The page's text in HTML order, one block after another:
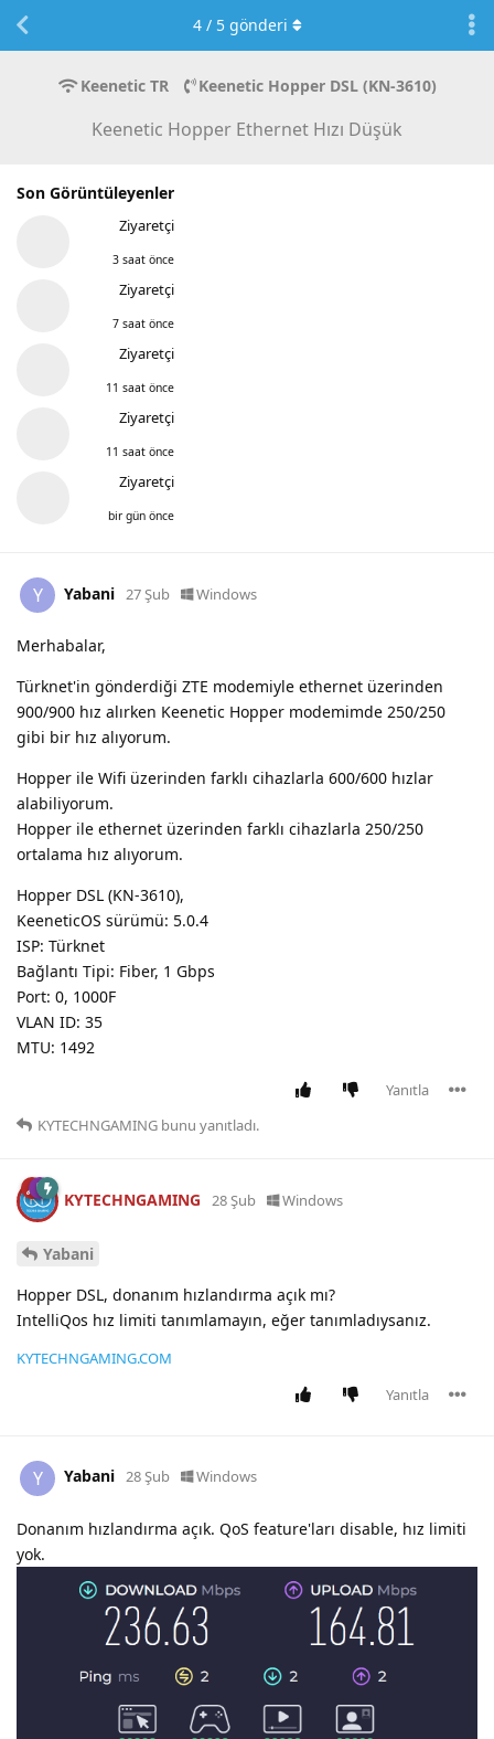
Keenetic TR Keenetic Hopper DSL (KN-3610)
Keenetic Hopper Ethernet Hızı Düşük
Son Görüntüleyenler
Ziyaretçi
3 saat önce
Ziyaretçi
7 saat önce
Ziyaretçi
11 saat önce
Ziyaretçi
11 saat önce
Ziyaretçi
bir gün önce
4/ 5gönderi
Y Yabani 27 Şub Windows
Merhabalar,
Türknet'in gönderdiği ZTE modemiyle ethernet üzerinden
900/900 hız alırken Keenetic Hopper modemimde 250/250
gibi bir hız alıyorum.
Hopper ile Wifi üzerinden farklı cihazlarla 600/600 hızlar
alabiliyorum.
Hopper ile ethernet üzerinden farklı cihazlarla 250/250
ortalama hız alıyorum.
Hopper DSL (KN-3610),
KeeneticOS sürümü: 5.0.4
ISP: Türknet
Bağlantı Tipi: Fiber, 1 Gbps
Port: 0, 1000F
VLAN ID: 35
MTU: 1492
Yanıtla
KYTECHNGAMING bunu yanıtladı.
KYTECHNGAMING 28 Şub Windows
Yabani
Hopper DSL, donanım hızlandırma açık mı?
IntelliQos hız limiti tanımlamayın, eğer tanımladıysanız.
KYTECHNGAMING.COM
Yanıtla
Y Yabani 28 Şub Windows
Donanım hızlandırma açık. QoS feature'ları disable, hız limiti
yok.